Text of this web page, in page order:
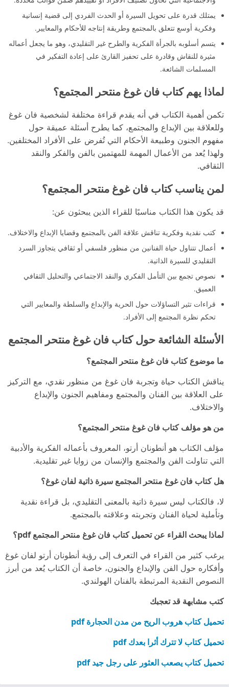
يمتلك قدرة على تحويل السيرة أو الحدث الفردي إلى قضية إنسانية
وفكرية أوسع تتعلق بالمجتمع وطريقة إنتاجه للأحكام والمعايير.
يتسم أسلوبه بالجرأة الفكرية والطرح غير التقليدي، وهو ما يجعل أعماله
مثيرة للنقاش وقادرة على تحفيز القارئ على إعادة التفكير في
المسلمات الشائعة.
لماذا يهم كتاب فان غوغ منتحر المجتمع؟
تكمن أهمية الكتاب في أنه يقدم قراءة مختلفة لشخصية فان غوغ
وللعلاقة بين الإبداع والمجتمع، كما يطرح أسئلة عميقة حول
مفهوم الجنون وطبيعة الأحكام التي تُفرض على الأفراد المختلفين.
ولهذا يُعد من الأعمال المهمة للمهتمين بالفن والفكر والنقد
الثقافي.
لمن يناسب كتاب فان غوغ منتحر المجتمع؟
قد يكون هذا الكتاب مناسبًا للقراء الذين يبحثون عن:
كتب نقدية وفكرية تناقش علاقة الفن بالمجتمع وقضايا الإبداع والاختلاف.
أعمال تتناول حياة الفنانين من منظور فلسفي أو ثقافي يتجاوز السرد
التقليدي للسيرة الذاتية.
نصوص تجمع بين التأمل الفكري والنقد الاجتماعي والتحليل الثقافي
العميق.
قراءات تثير التساؤلات حول الحرية والإبداع والسلطة والمعايير التي
تحكم نظرة المجتمع إلى الأفراد.
الأسئلة الشائعة حول كتاب فان غوغ منتحر المجتمع
ما موضوع كتاب فان غوغ منتحر المجتمع؟
يناقش الكتاب حياة وتجربة فان غوغ من منظور نقدي، مع التركيز
على العلاقة بين الفنان والمجتمع ومفاهيم الجنون والإبداع
والاختلاف.
من هو مؤلف كتاب فان غوغ منتحر المجتمع؟
مؤلف الكتاب هو أنطونان أرتو، المعروف بأعماله الفكرية والأدبية
التي تناولت الفن والمجتمع والإنسان من زوايا غير تقليدية.
هل كتاب فان غوغ منتحر المجتمع سيرة ذاتية لفان غوغ؟
لا، فالكتاب ليس سيرة ذاتية بالمعنى التقليدي، بل قراءة نقدية
وتأملية لحياة الفنان وتجربته وعلاقته بالمجتمع.
لماذا يبحث القراء عن تحميل كتاب فان غوغ منتحر المجتمع pdf؟
يرغب كثير من القراء في التعرف إلى رؤية أنطونان أرتو لفان غوغ
وأفكاره حول الفن والإبداع والجنون، خاصة أن الكتاب يُعد من أبرز
النصوص النقدية المرتبطة بالفنان الهولندي.
كتب مشابهة قد تعجبك
تحميل كتاب هروب الريح من مدن الحجارة pdf
تحميل كتاب لا تترك أثرا بعدك pdf
تحميل كتاب يصعب العثور على رجل جيد pdf